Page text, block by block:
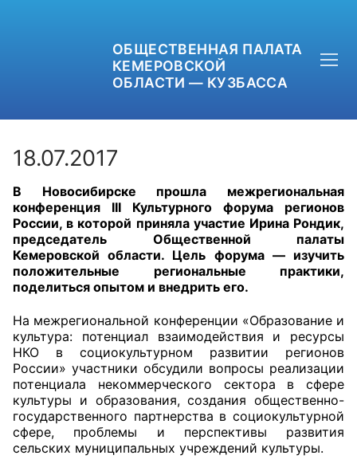
ОБЩЕСТВЕННАЯ ПАЛАТА
КЕМЕРОВСКОЙ
ОБЛАСТИ — КУЗБАССА
+7 (3842) 58-82-40
OPKO42@BK.RU
ОБРАТНАЯ СВЯЗЬ
Главная
Общественные советы
Общественные советы при территориальных
18.07.2017
В Новосибирске прошла межрегиональная
конференция III Культурного форума регионов
России, в которой приняла участие Ирина Рондик,
председатель Общественной палаты
Кемеровской области. Цель форума — изучить
положительные региональные практики,
поделиться опытом и внедрить его.
На межрегиональной конференции «Образование и
культура: потенциал взаимодействия и ресурсы
НКО в социокультурном развитии регионов
России» участники обсудили вопросы реализации
потенциала некоммерческого сектора в сфере
культуры и образования, создания общественно-
государственного партнерства в социокультурной
сфере, проблемы и перспективы развития
сельских муниципальных учреждений культуры.